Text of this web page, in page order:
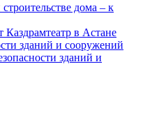
дома – к
Каздрамтеатр в Астане
зданий и сооружений
зданий и